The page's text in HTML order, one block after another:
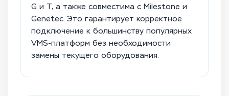
G и T, а также совместима с Milestone и
Genetec. Это гарантирует корректное
подключение к большинству популярных
VMS-платформ без необходимости
замены текущего оборудования.